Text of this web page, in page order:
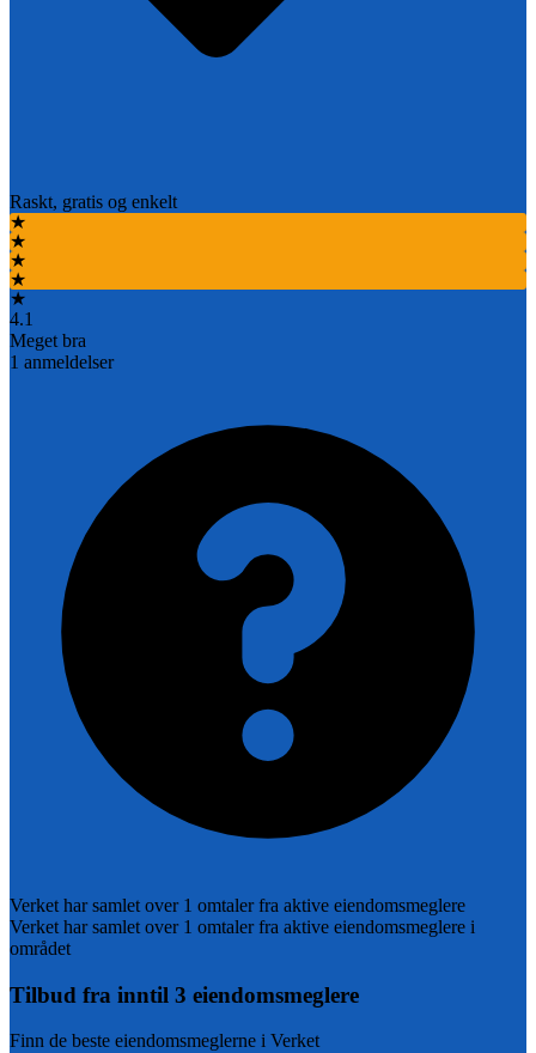
Raskt, gratis og enkelt
★
★
★
★
★
4.1
Meget bra
1 anmeldelser
Verket har samlet over 1 omtaler fra aktive eiendomsmeglere
Verket har samlet over 1 omtaler fra aktive eiendomsmeglere i
området
Tilbud fra inntil 3 eiendomsmeglere
Finn de beste eiendomsmeglerne i Verket